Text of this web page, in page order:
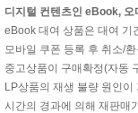
디지털 컨텐츠인 eBook,
eBook 대여 상품은 대여 기
모바일 쿠폰 등록 후 취소/
중고상품이 구매확정(자동
LP상품의 재생 불량 원인
시간의 경과에 의해 재판매